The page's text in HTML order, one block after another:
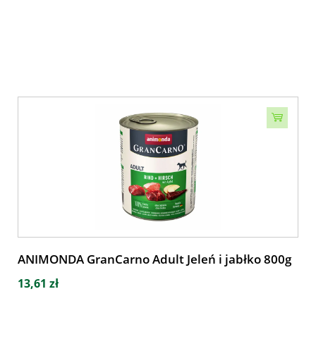
ANIMONDA GranCarno Adult Jeleń i jabłko 800g
13,61 zł